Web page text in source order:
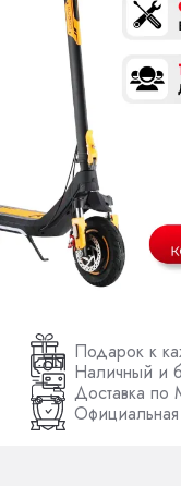
Подарок к
Наличный и
Доставка по
Официальная